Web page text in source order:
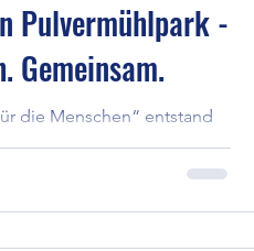
die schmecken
Landwirte
Pulvermühlpark -
Gemeinsam.
die Menschen“ entstand
mit Raum für einen
falls das Wetter nicht